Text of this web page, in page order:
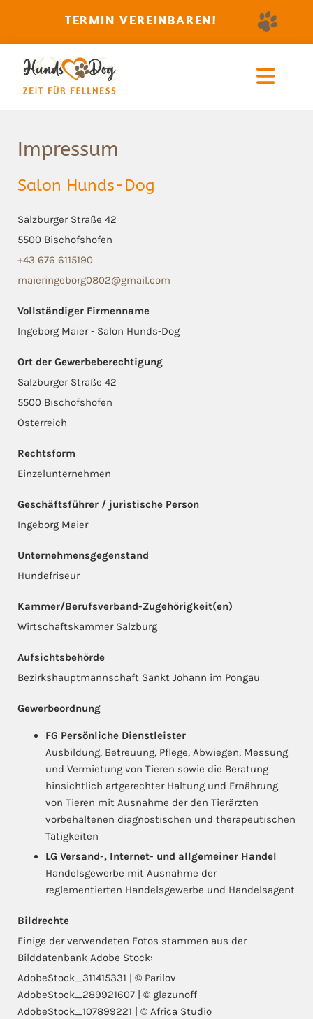
TERMIN VEREINBAREN!
Impressum
Salon Hunds-Dog
Salzburger Straße 42
5500 Bischofshofen
+43 676 6115190
maieringeborg0802@gmail.com
Vollständiger Firmenname
Ingeborg Maier - Salon Hunds-Dog
Ort der Gewerbeberechtigung
Salzburger Straße 42
5500 Bischofshofen
Österreich
Rechtsform
Einzelunternehmen
Geschäftsführer / juristische Person
Ingeborg Maier
Unternehmensgegenstand
Hundefriseur
Kammer/Berufsverband-Zugehörigkeit(en)
Wirtschaftskammer Salzburg
Aufsichtsbehörde
Bezirkshauptmannschaft Sankt Johann im Pongau
Gewerbeordnung
FG Persönliche Dienstleister
Ausbildung, Betreuung, Pflege, Abwiegen, Messung
und Vermietung von Tieren sowie die Beratung
hinsichtlich artgerechter Haltung und Ernährung
von Tieren mit Ausnahme der den Tierärzten
vorbehaltenen diagnostischen und therapeutischen
Tätigkeiten
LG Versand-, Internet- und allgemeiner Handel
Handelsgewerbe mit Ausnahme der
reglementierten Handelsgewerbe und Handelsagent
Bildrechte
Einige der verwendeten Fotos stammen aus der
Bilddatenbank Adobe Stock:
AdobeStock_311415331 | © Parilov
AdobeStock_289921607 | © glazunoff
AdobeStock_107899221 | © Africa Studio